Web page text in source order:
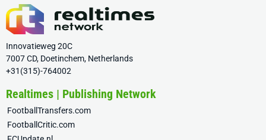
Innovatieweg 20C
7007 CD, Doetinchem, Netherlands
+31(315)-764002
Realtimes | Publishing Network
FootballTransfers.com
FootballCritic.com